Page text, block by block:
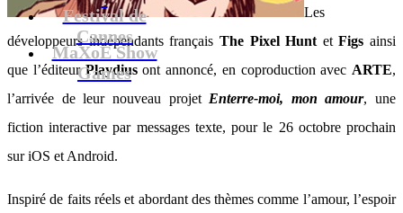
Festival de
Cannes
MaXoE Show
Games
Les
développeurs indépendants français The Pixel Hunt etFigs ainsi
que l’éditeurPlaydiusont annoncé, en coproduction avec ARTE,
l’arrivée de leur nouveau projet Enterre-moi, mon amour, une
fiction interactive par messages texte, pour le 26 octobre prochain
sur iOS et Android.
Inspiré de faits réels et abordant des thèmes comme l’amour, l’espoir